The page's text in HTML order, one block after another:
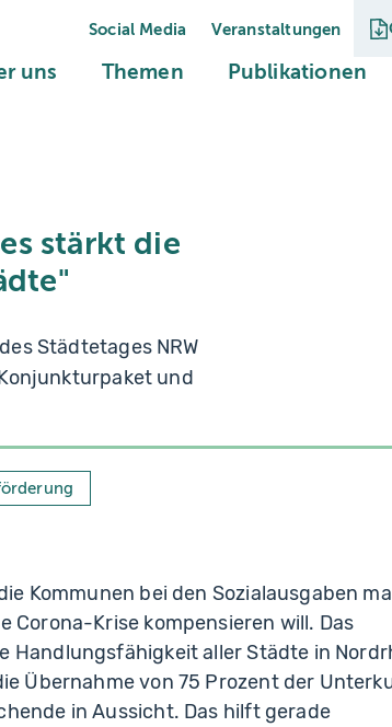
Social Media Veranstaltungen
uns (current)
Themen(current)Publikationen
stärkt die
Städtetages NRW
und
Kommunen bei den Sozialausgaben
Krise kompensieren will. Das
Handlungsfähigkeit aller Städte in
Übernahme von 75 Prozent der
in Aussicht. Das hilft gerade